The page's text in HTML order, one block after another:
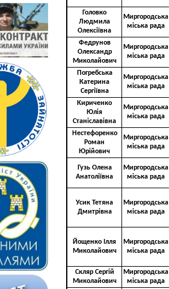
Головко
Людмила
Олексіївна
Миргородська
міська рада
Федрунов
Олександр
Миколайович
Миргородська
міська рада
Погребська
Катерина
Сергіївна
Миргородська
міська рада
Кириченко
Юлія
Станіславівна
Миргородська
міська рада
Нестефоренко
Роман
Юрійович
Миргородська
міська рада
Гузь Олена
Анатоліївна
Миргородська
міська рада
Усик Тетяна
Дмитрівна
Миргородська
міська рада
Йощенко Ілля
Миколайович
Миргородська
міська рада
Скляр Сергій
Миколайович
Миргородська
міська рада